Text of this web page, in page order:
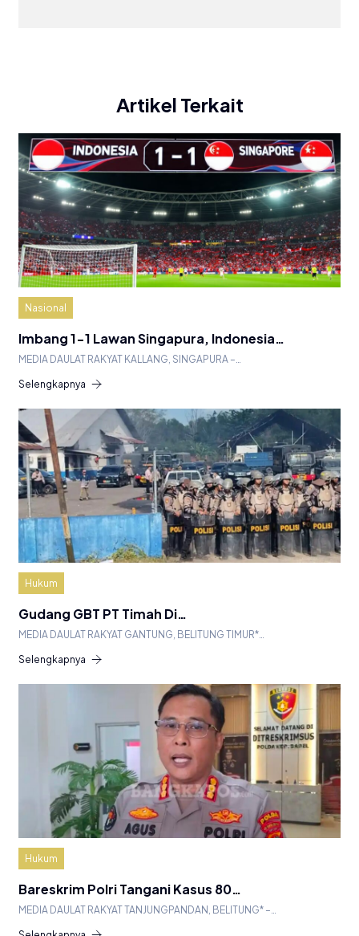
Artikel Terkait
Nasional
Imbang 1-1 Lawan Singapura, Indonesia…
MEDIA DAULAT RAKYAT KALLANG, SINGAPURA –…
Selengkapnya
Hukum
Gudang GBT PT Timah Di…
MEDIA DAULAT RAKYAT GANTUNG, BELITUNG TIMUR*…
Selengkapnya
Hukum
Bareskrim Polri Tangani Kasus 80…
MEDIA DAULAT RAKYAT TANJUNGPANDAN, BELITUNG* –…